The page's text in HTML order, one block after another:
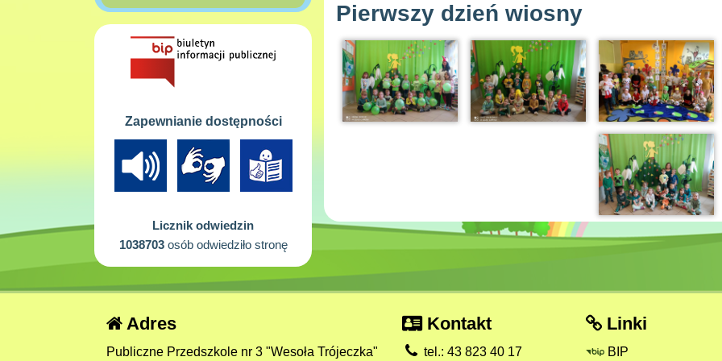
Pierwszy dzień wiosny
Zapewnianie dostępności
Licznik odwiedzin
1038703osób odwiedziło stronę
Adres
Publiczne Przedszkole nr 3 "Wesoła Trójeczka"
Kontakt
tel.: 43 823 40 17
Linki
BIP